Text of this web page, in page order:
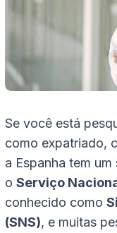
Se você está
como expatriado,
a Espanha tem
o Serviço
conhecido como
(SNS), e muitas